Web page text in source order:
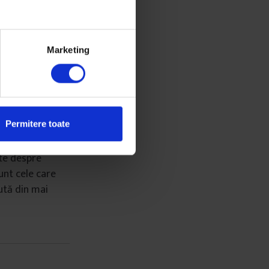
Marketing
Permitere toate
să se
acestora ar
în
mai
desfășurării
despre
cele care
din mai